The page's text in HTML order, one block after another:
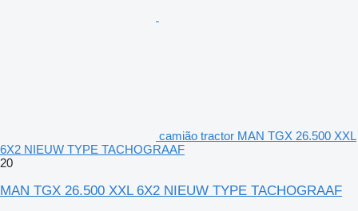
camião tractor MAN TGX 26.500 XXL
6X2 NIEUW TYPE TACHOGRAAF
20
MAN TGX 26.500 XXL 6X2 NIEUW TYPE TACHOGRAAF